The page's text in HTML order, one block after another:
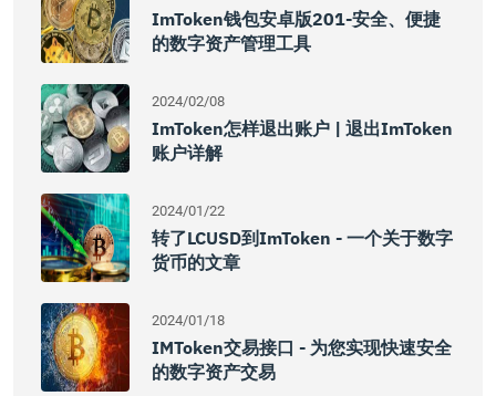
ImToken钱包安卓版201-安全、便捷
的数字资产管理工具
2024/02/08
ImToken怎样退出账户 | 退出imToken
账户详解
2024/01/22
转了LCUSD到imToken - 一个关于数字
货币的文章
2024/01/18
IMToken交易接口 - 为您实现快速安全
的数字资产交易